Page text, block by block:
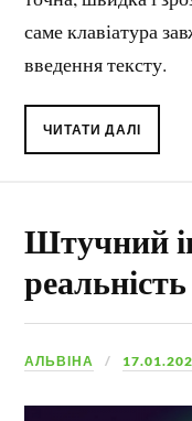
саме клавіатура
введення тексту.
ЧИТАТИ ДАЛІ
Штучний
реальність
АЛЬВІНА